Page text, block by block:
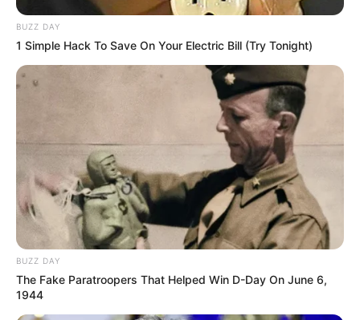
Imagem: pinterest
Adecoração com juta
adeptos, afinal, esse é um estilo lindo e que veio
para ficar. Se você gosta da rusticidade desse
BUZZ DAY
1 Simple Hack To Save On Your Electric Bill (Try Tonight)
BUZZ DAY
The Fake Paratroopers That Helped Win D-Day On June 6,
1944